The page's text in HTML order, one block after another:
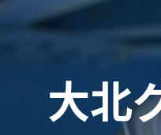
大北